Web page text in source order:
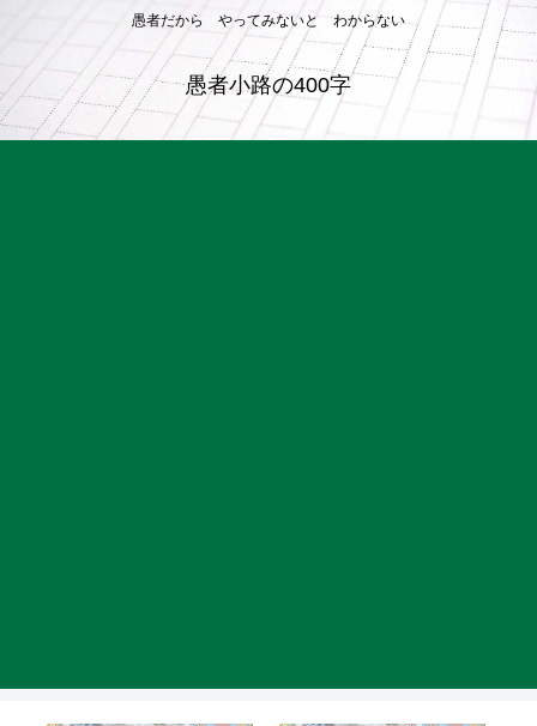
愚者だから やってみないと わからない
愚者小路の400字